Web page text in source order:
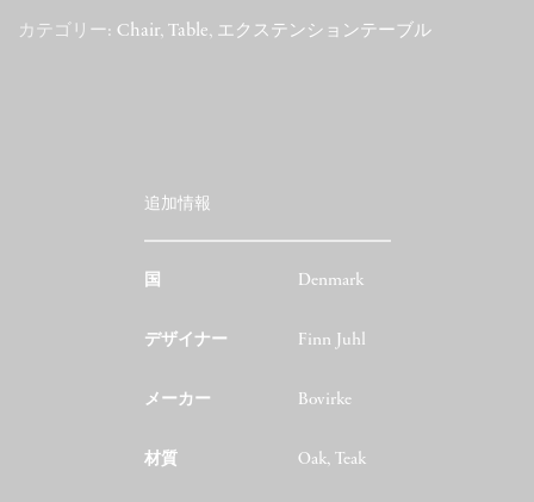
カテゴリー: Chair, Table, エクステンションテーブル
追加情報
国 Denmark
デザイナー Finn Juhl
メーカー Bovirke
材質 Oak, Teak